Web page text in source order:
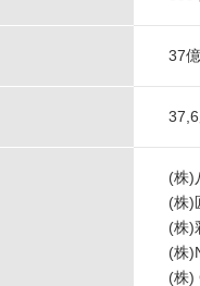
37
(株)
(株)
(株)
(株
(株)